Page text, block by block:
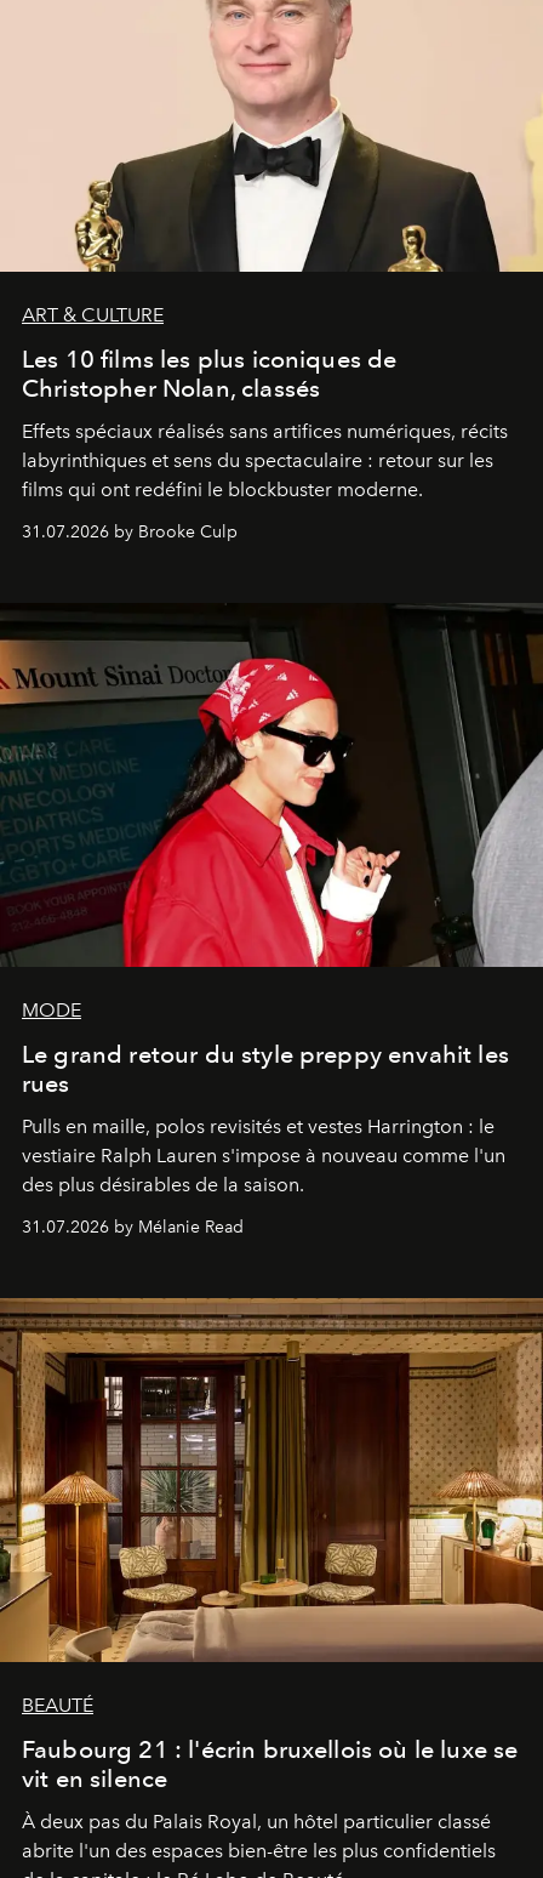
ART & CULTURE
Les 10 films les plus iconiques de
Christopher Nolan, classés
Effets spéciaux réalisés sans artifices numériques, récits
labyrinthiques et sens du spectaculaire : retour sur les
films qui ont redéfini le blockbuster moderne.
31.07.2026 by Brooke Culp
MODE
Le grand retour du style preppy envahit les
rues
Pulls en maille, polos revisités et vestes Harrington : le
vestiaire Ralph Lauren s'impose à nouveau comme l'un
des plus désirables de la saison.
31.07.2026 by Mélanie Read
BEAUTÉ
Faubourg 21 : l'écrin bruxellois où le luxe se
vit en silence
À deux pas du Palais Royal, un hôtel particulier classé
abrite l'un des espaces bien-être les plus confidentiels